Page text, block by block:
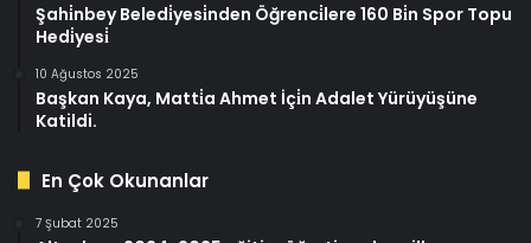
Şahi̇nbey Beledi̇yesi̇nden Öğrenci̇lere 160 Bi̇n Spor Topu
Hedi̇yesi̇
10 Ağustos 2025
Başkan Kaya, Matti̇a Ahmet İçi̇n Adalet Yürüyüşüne
Katildi.
En Çok Okunanlar
7 Şubat 2025